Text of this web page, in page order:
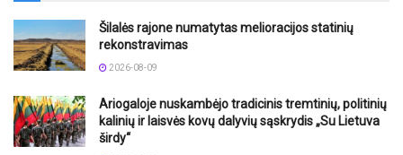
Šilalės rajone numatytas melioracijos statinių
rekonstravimas
2026-08-09
Ariogaloje nuskambėjo tradicinis tremtinių, politinių
kalinių ir laisvės kovų dalyvių sąskrydis „Su Lietuva
širdy“